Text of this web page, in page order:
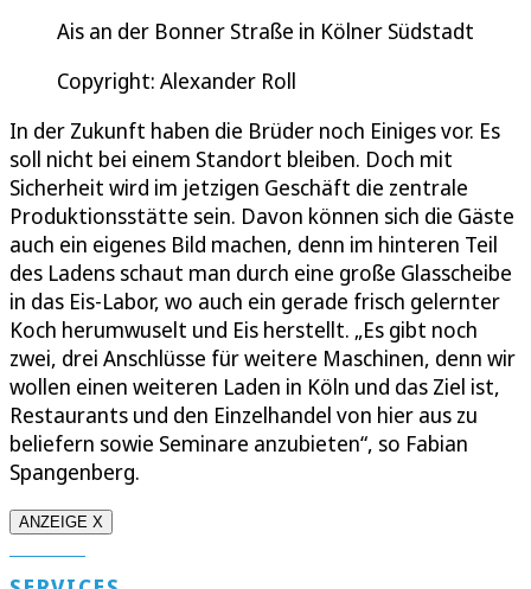
Ais an der Bonner Straße in Kölner Südstadt
Copyright: Alexander Roll
In der Zukunft haben die Brüder noch Einiges vor. Es
soll nicht bei einem Standort bleiben. Doch mit
Sicherheit wird im jetzigen Geschäft die zentrale
Produktionsstätte sein. Davon können sich die Gäste
auch ein eigenes Bild machen, denn im hinteren Teil
des Ladens schaut man durch eine große Glasscheibe
in das Eis-Labor, wo auch ein gerade frisch gelernter
Koch herumwuselt und Eis herstellt. „Es gibt noch
zwei, drei Anschlüsse für weitere Maschinen, denn wir
wollen einen weiteren Laden in Köln und das Ziel ist,
Restaurants und den Einzelhandel von hier aus zu
beliefern sowie Seminare anzubieten“, so Fabian
Spangenberg.
ANZEIGE X